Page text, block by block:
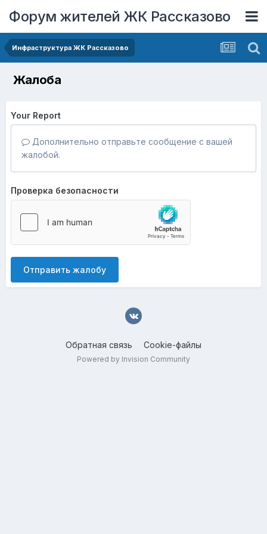
Форум жителей ЖК Рассказово
Инфраструктура ЖК Рассказово
Жалоба
Your Report
Дополнительно отправьте сообщение с вашей
жалобой.
Проверка безопасности
Отправить жалобу
Обратная связь Cookie-файлы
Powered by Invision Community